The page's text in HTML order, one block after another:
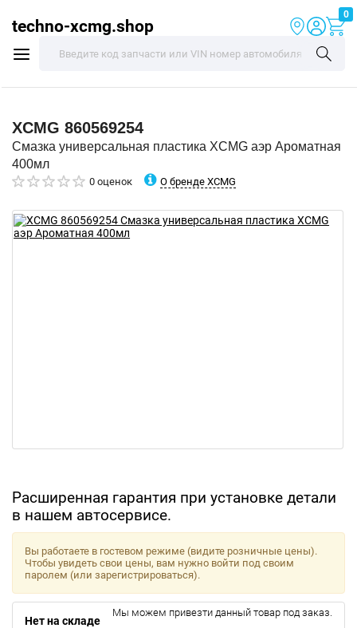
techno-xcmg.shop
0
XCMG 860569254
Смазка универсальная пластика XCMG аэр Ароматная
400мл
0 оценок О бренде XCMG
Расширенная гарантия при установке детали
в нашем автосервисе.
Вы работаете в гостевом режиме (видите розничные цены).
Чтобы увидеть свои цены, вам нужно войти под своим
паролем (или зарегистрироваться).
Нет на складе
Мы можем привезти данный товар под заказ.